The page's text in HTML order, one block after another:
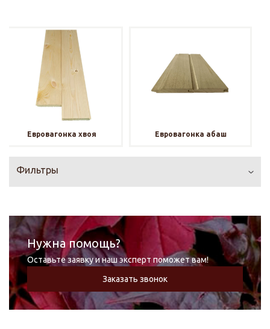
Евровагонка хвоя Евровагонка абаш
Фильтры
Нужна помощь?
Оставьте заявку и наш эксперт поможет вам!
Заказать звонок